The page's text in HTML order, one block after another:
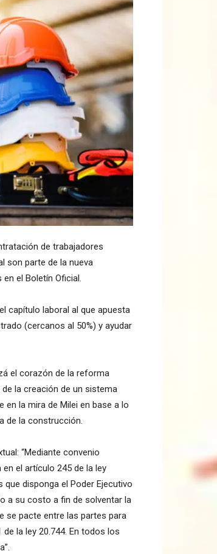
de trabajadores
son parte de la nueva
el Boletín Oficial.
capítulo laboral al que apuesta
(cercanos al 50%) y ayudar
el corazón de la reforma
la creación de un sistema
la mira de Milei en base a lo
de la construcción.
“Mediante convenio
el artículo 245 de la ley
disponga el Poder Ejecutivo
a su costo a fin de solventar la
se pacte entre las partes para
la ley 20.744. En todos los